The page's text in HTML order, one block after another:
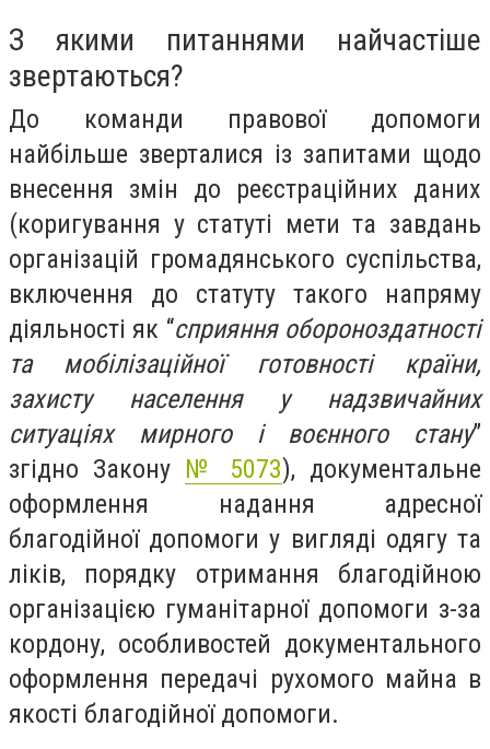
З якими питаннями найчастіше
звертаються?
До команди правової допомоги
найбільше зверталися із запитами щодо
внесення змін до реєстраційних даних
(коригування у статуті мети та завдань
організацій громадянського суспільства,
включення до статуту такого напряму
діяльності як “сприяння обороноздатності
та мобілізаційної готовності країни,
захисту населення у надзвичайних
ситуаціях мирного і воєнного стану”
згідно Закону № 5073), документальне
оформлення надання адресної
благодійної допомоги у вигляді одягу та
ліків, порядку отримання благодійною
організацією гуманітарної допомоги з-за
кордону, особливостей документального
оформлення передачі рухомого майна в
якості благодійної допомоги.